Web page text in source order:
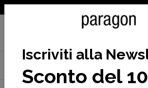
Home Norda Scarpe
Norda 001A - Norda
Scarpa norda 001a graphene man
Iscriviti alla
Sconto del